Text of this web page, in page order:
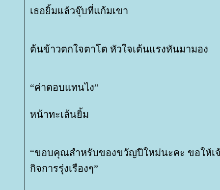
เธอยิ้มแล้วจุ๊บที่แก้มเขา
ต้นข้าวตกใจตาโต หัวใจเต้นแรงหันมามอง
“ค่าตอบแทนไง”
หน้าทะเล้นยิ้ม
“ขอบคุณสำหรับของขวัญปีใหม่นะคะ ขอให้เ
กิจการรุ่งเรืองๆ”